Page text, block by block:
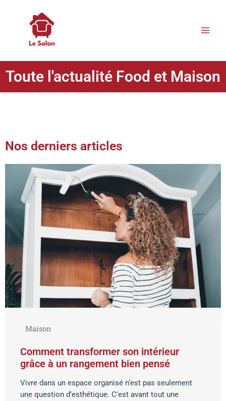
Toute l'actualité Food et Maison
Nos derniers articles
Maison
Comment transformer son intérieur
grâce à un rangement bien pensé
Vivre dans un espace organisé n’est pas seulement
une question d’esthétique. C’est avant tout une